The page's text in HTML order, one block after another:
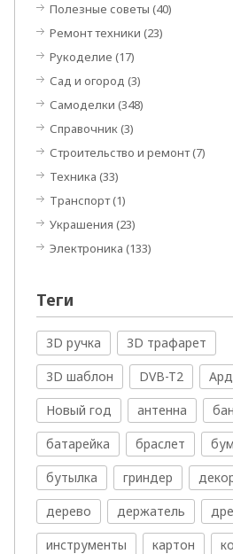
Полезные советы (40)
Ремонт техники (23)
Рукоделие (17)
Сад и огород (3)
Самоделки (348)
Справочник(3)
Строительство и ремонт(7)
Техника (33)
Транспорт(1)
Украшения (23)
Электроника (133)
Теги
3D ручка
3D трафарет
3D шаблон
DVB-T2
Новый год
антенна
батарейка
браслет
бутылка
гриндер
дерево
держатель
инструменты
картон